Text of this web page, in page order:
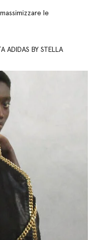
le
ADIDAS BY STELLA